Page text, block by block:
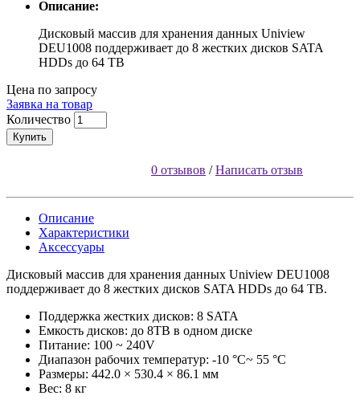
Описание:
Дисковый массив для хранения данных Uniview
DEU1008 поддерживает до 8 жестких дисков SATA
HDDs до 64 TB
Цена по запросу
Заявка на товар
Количество
Купить
0 отзывов /Написать отзыв
Описание
Характеристики
Аксессуары
Дисковый массив для хранения данных Uniview DEU1008
поддерживает до 8 жестких дисков SATA HDDs до 64 TB.
Поддержка жестких дисков: 8 SATA
Емкость дисков: до 8TB в одном диске
Питание: 100 ~ 240V
Диапазон рабочих температур: -10 °C~ 55 °С
Размеры: 442.0 × 530.4 × 86.1 мм
Вес: 8 кг